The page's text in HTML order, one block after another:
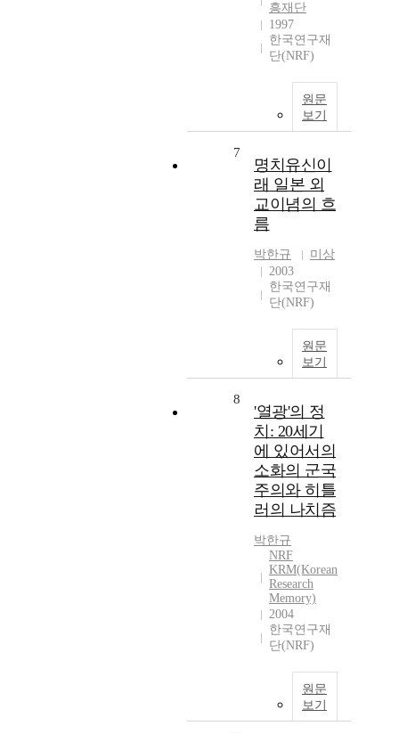
흥재단
1997
한국연구재
단(NRF)
원문
보기
7
명치유신이
래 일본 외
교이념의 흐
름
박한규
미상
2003
한국연구재
단(NRF)
원문
보기
8
'열광'의 정
치: 20세기
에 있어서의
소화의 군국
주의와 히틀
러의 나치즘
박한규
NRF
KRM(Korean
Research
Memory)
2004
한국연구재
단(NRF)
원문
보기